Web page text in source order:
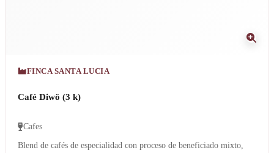
FINCA SANTA LUCIA
Café Diwö (3 k)
Cafes
Blend de cafés de especialidad con proceso de beneficiado mixto,